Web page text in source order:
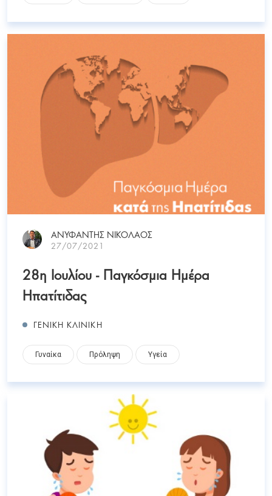
ΑΝΥΦΑΝΤΗΣ ΝΙΚΟΛΑΟΣ
27/07/2021
28η Ιουλίου - Παγκόσμια Ημέρα
Ηπατίτιδας
ΓΕΝΙΚΗ ΚΛΙΝΙΚΗ
Γυναίκα Πρόληψη Υγεία